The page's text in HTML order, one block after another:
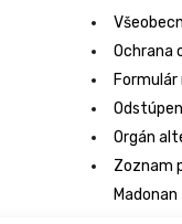
Ochrana
Orgán
Zoznam
Madonan